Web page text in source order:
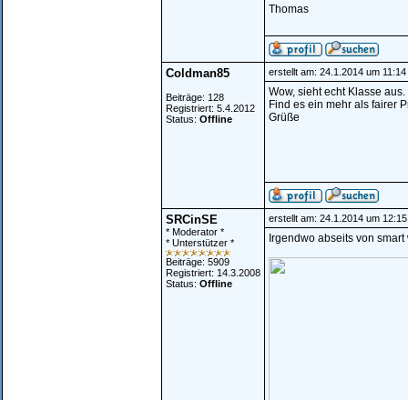
Thomas
Coldman85
Beiträge: 128
Registriert: 5.4.2012
Status: Offline
erstellt am: 24.1.2014 um
Wow, sieht echt Klasse aus.
Find es ein mehr als fairer
Grüße
SRCinSE
* Moderator *
* Unterstützer *
Beiträge: 5909
Registriert: 14.3.2008
Status: Offline
erstellt am: 24.1.2014 um
Irgendwo abseits von